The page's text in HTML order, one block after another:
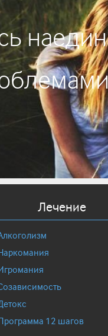
Лечение
12 шагов